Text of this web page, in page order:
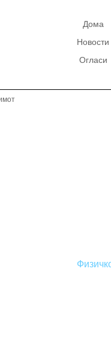
Дома
Новости
Огласи